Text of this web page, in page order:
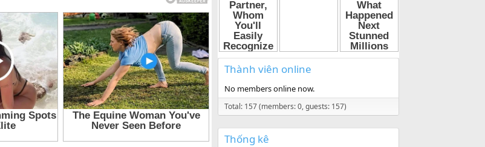
Thành viên online
No members online now.
Total: 157 (members: 0, guests: 157)
Thống kê